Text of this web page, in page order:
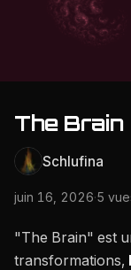
The Brain
Schlufina
juin 16, 2026·5
"The Brain" est
transformations,